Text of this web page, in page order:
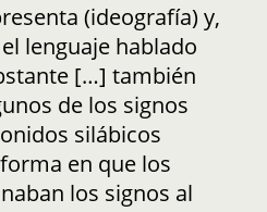
(ideografía) y,
lenguaje hablado
[…] también
de los signos
silábicos
en que los
los signos al